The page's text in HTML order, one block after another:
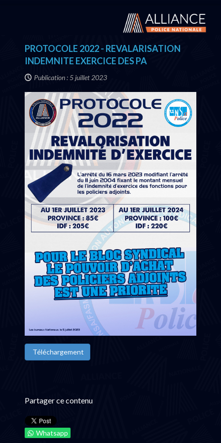
PROTOCOLE 2022 - REVALARISATION
INDEMNITE EXERCICE DES PA
Publication : 5 juillet 2023
Téléchargement
Partager ce contenu
Whatsapp